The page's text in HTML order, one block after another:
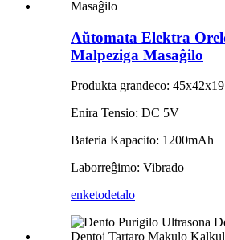
Aŭtomata Elektra
Malpeziga Masaĝilo
Produkta grandeco:
Enira Tensio: DC 5V
Bateria Kapacito: 1200mAh
Laborreĝimo: Vibrado
enketodetalo